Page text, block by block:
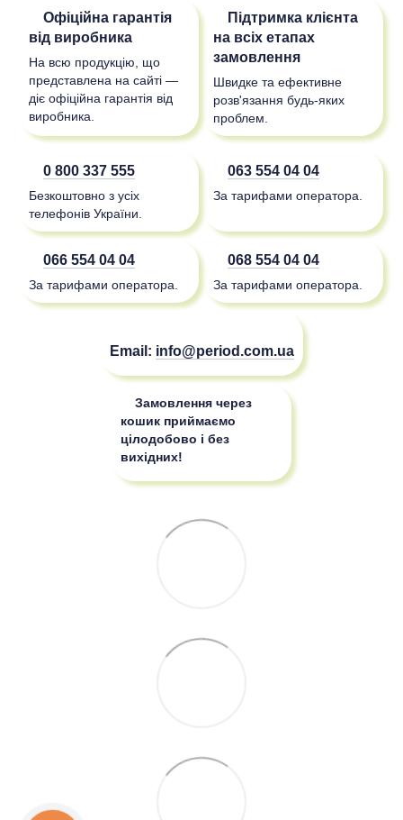
Офіційна гарантія
від виробника
На всю продукцію, що
представлена на сайті —
діє офіційна гарантія від
виробника.
Підтримка клієнта
на всіх етапах
замовлення
Швидке та ефективне
розв'язання будь-яких
проблем.
0 800 337 555
Безкоштовно з усіх
телефонів України.
063 554 04 04
За тарифами оператора.
066 554 04 04
За тарифами оператора.
068 554 04 04
За тарифами оператора.
Email: info@period.com.ua
Замовлення через
кошик приймаємо
цілодобово і без
вихідних!